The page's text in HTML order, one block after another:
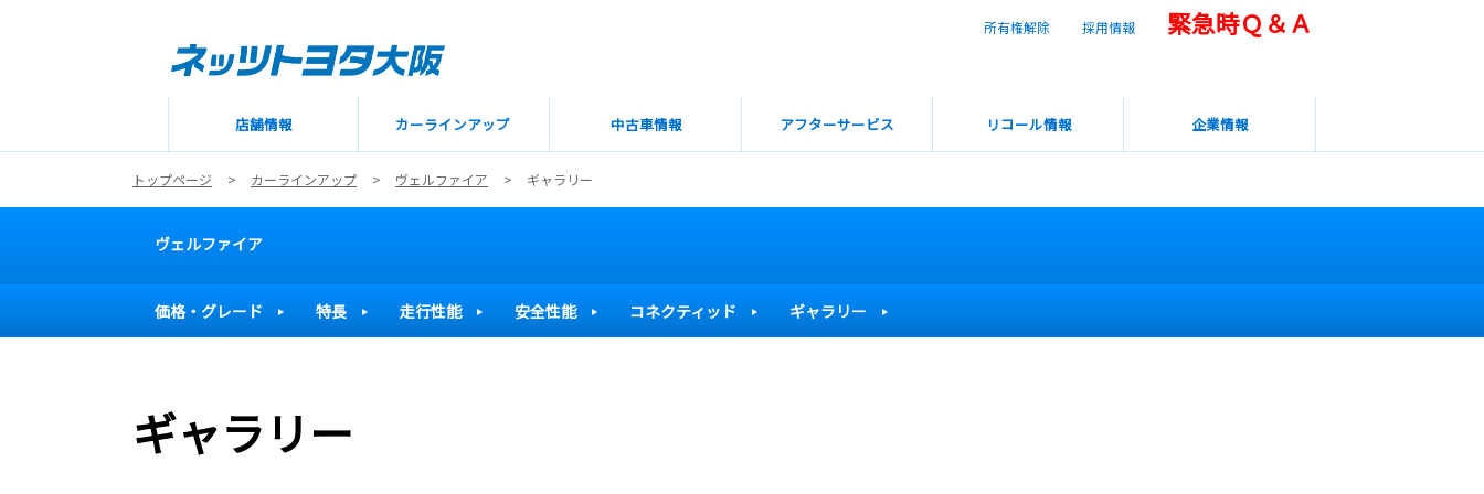
店舗情報 カーラインアップ 中古車情報 アフターサービス リコール情報 企業情報
所有権解除 採用情報 緊急時Ｑ＆Ａ
トップページ カーラインアップ ヴェルファイア ギャラリー
ヴェルファイア
価格・グレード 特長 走行性能 安全性能 コネクティッド ギャラリー
ギャラリー